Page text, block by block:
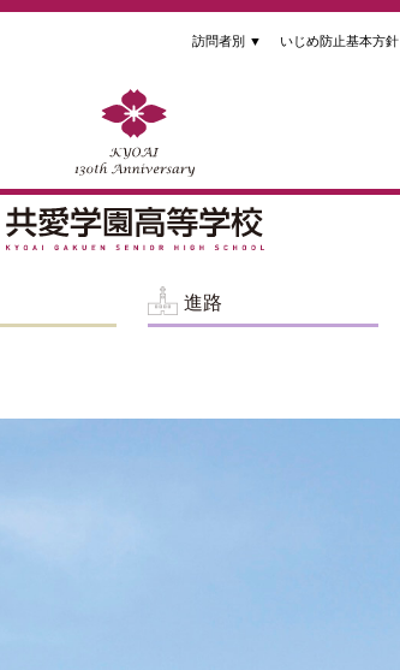
訪問者別 ▼ いじめ防止基本方針
進路